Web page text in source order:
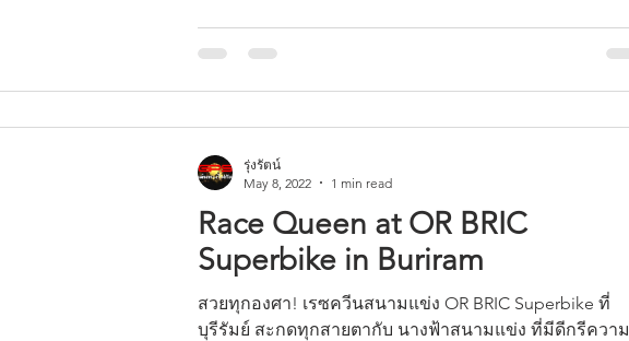
Race Queen at OR BRIC
Superbike in Buriram
สวยทุกองศา! เรซควีนสนามแข่ง OR BRIC Superbike ที่
บุรีรัมย์ สะกดทุกสายตากับ นางฟ้าสนามแข่ง ที่มีดีกรีความ
รุ่งรัตน์
May 8, 2022
1 min read